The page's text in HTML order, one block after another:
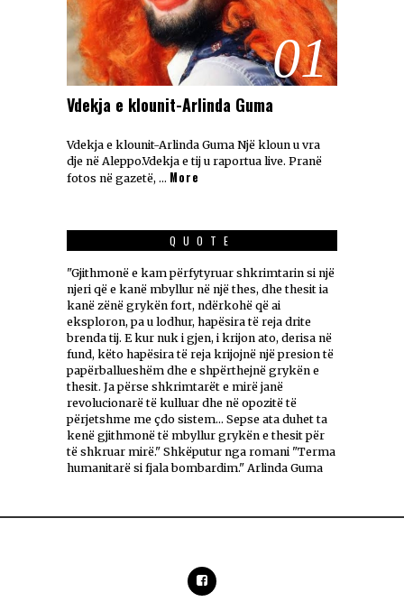
01
Vdekja e klounit-Arlinda Guma
Vdekja e klounit-Arlinda Guma Një kloun u vra
dje në Aleppo.Vdekja e tij u raportua live. Pranë
fotos në gazetë, … More
QUOTE
"Gjithmonë e kam përfytyruar shkrimtarin si një
njeri që e kanë mbyllur në një thes, dhe thesit ia
kanë zënë grykën fort, ndërkohë që ai
eksploron, pa u lodhur, hapësira të reja drite
brenda tij. E kur nuk i gjen, i krijon ato, derisa në
fund, këto hapësira të reja krijojnë një presion të
papërballueshëm dhe e shpërthejnë grykën e
thesit. Ja përse shkrimtarët e mirë janë
revolucionarë të kulluar dhe në opozitë të
përjetshme me çdo sistem... Sepse ata duhet ta
kenë gjithmonë të mbyllur grykën e thesit për
të shkruar mirë." Shkëputur nga romani "Terma
humanitarë si fjala bombardim." Arlinda Guma